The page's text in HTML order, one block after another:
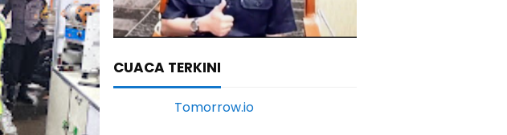
CUACA TERKINI